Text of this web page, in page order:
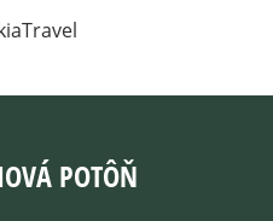
POTÔŇ